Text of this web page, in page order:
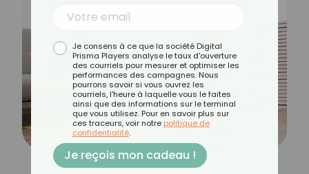
Je consens à ce que la société Digital
Prisma Players analyse le taux d'ouverture
des courriels pour mesurer et optimiser les
performances des campagnes. Nous
pourrons savoir si vous ouvrez les
courriels, l'heure à laquelle vous le faites
ainsi que des informations sur le terminal
que vous utilisez. Pour en savoir plus sur
ces traceurs, voir notre politique de
confidentialité.
Je reçois mon cadeau !